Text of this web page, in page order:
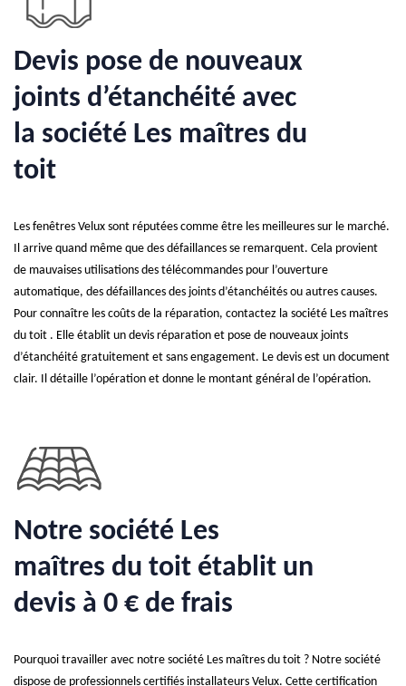
Devis pose de nouveaux
joints d’étanchéité avec
la société Les maîtres du
toit
Les fenêtres Velux sont réputées comme être les meilleures sur le marché.
Il arrive quand même que des défaillances se remarquent. Cela provient
de mauvaises utilisations des télécommandes pour l’ouverture
automatique, des défaillances des joints d’étanchéités ou autres causes.
Pour connaître les coûts de la réparation, contactez la société Les maîtres
du toit . Elle établit un devis réparation et pose de nouveaux joints
d’étanchéité gratuitement et sans engagement. Le devis est un document
clair. Il détaille l’opération et donne le montant général de l’opération.
Notre société Les
maîtres du toit établit un
devis à 0 € de frais
Pourquoi travailler avec notre société Les maîtres du toit ? Notre société
dispose de professionnels certifiés installateurs Velux. Cette certification